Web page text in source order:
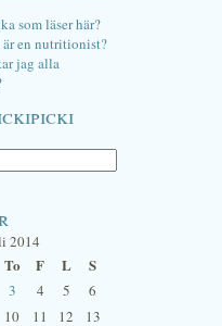
som läser här?
är en nutritionist?
jag alla
2014
To F L S
3 4 5
6
10 11 12
13